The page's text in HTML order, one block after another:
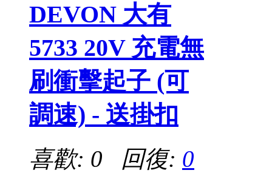
DEVON 大有
5733 20V 充電無
刷衝擊起子 (可
調速) - 送掛扣
喜歡: 0 回復: 0